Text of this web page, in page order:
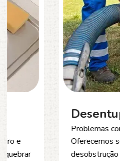
Desentupimento
Problemas com
Oferecemos soluções
desobstrução de redes de